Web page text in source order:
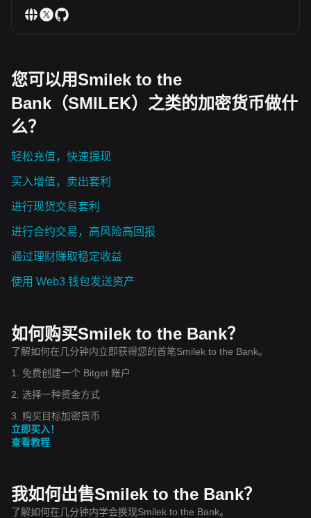
您可以用Smilek to the
Bank（SMILEK）之类的加密货币做什
么？
轻松充值，快速提现
买入增值，卖出套利
进行现货交易套利
进行合约交易，高风险高回报
通过理财赚取稳定收益
使用 Web3 钱包发送资产
如何购买Smilek to the Bank？
了解如何在几分钟内立即获得您的首笔Smilek to the Bank。
1. 免费创建一个 Bitget 账户
2. 选择一种资金方式
3. 购买目标加密货币
立即买入！
查看教程
我如何出售Smilek to the Bank？
了解如何在几分钟内学会换现Smilek to the Bank。